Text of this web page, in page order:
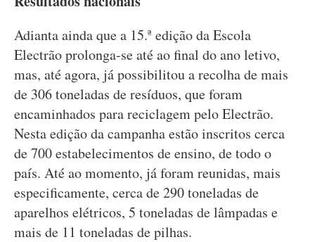
Adianta ainda que a 15.ª edição da Escola
Electrão prolonga-se até ao final do ano letivo,
mas, até agora, já possibilitou a recolha de mais
de 306 toneladas de resíduos, que foram
encaminhados para reciclagem pelo Electrão.
Nesta edição da campanha estão inscritos cerca
de 700 estabelecimentos de ensino, de todo o
país. Até ao momento, já foram reunidas, mais
especificamente, cerca de 290 toneladas de
aparelhos elétricos, 5 toneladas de lâmpadas e
mais de 11 toneladas de pilhas.